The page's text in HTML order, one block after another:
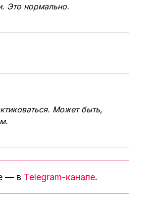
Это нормально.
Может быть,
— в Telegram-канале.